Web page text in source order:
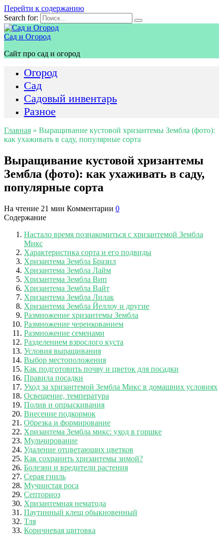
Перейти к содержанию
Search for:
Сад и Огород
Сайт про сад и огород
Огород
Сад
Садовый инвентарь
Разное
Главная » Выращивание кустовой хризантемы Зембла (фото):
как ухаживать в саду, популярные сорта
Выращивание кустовой хризантемы
Зембла (фото): как ухаживать в саду,
популярные сорта
На чтение 21 мин Комментарии 0
Содержание
Настало время познакомиться с хризантемой Зембла
Микс
Характеристика сорта и его подвиды
Хризантема Зембла Бразил
Хризантема Зембла Лайм
Хризантема Зембла Вип
Хризантема Зембла Вайт
Хризантема Зембла Лилак
Хризантема Зембла Йеллоу и другие
Размножение хризантемы Зембла
Размножение черенкованием
Размножение семенами
Разделением взрослого куста
Условия выращивания
Выбор местоположения
Как подготовить почву и цветок для посадки
Правила посадки
Уход за хризантемой Зембла Микс в домашних условиях
Освещение, температура
Полив и опрыскивания
Внесение подкормок
Обрезка и формирование
Хризантема Зембла микс: уход в горшке
Мульчирование
Удаление отцветающих цветков
Как сохранить хризантемы зимой?
Болезни и вредители растения
Серая гниль
Мучнистая роса
Септориоз
Хризантемная нематода
Паутинный клещ обыкновенный
Тля
Коричневая щитовка